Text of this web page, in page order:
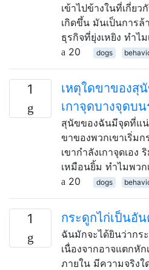
เข้าไปข้างในที่เกี่ย
เกิดขึ้น มันเป็นการ
ธุรกิจที่ยุ่งเหยิง ทำไ
20
dogs
1
เหตุใดขาของสุ
เกาจุดบางจุดบน
สุนัขของฉันมีจุดที่แน่
ขาของพวกเขาเริ่ม
เขากำลังเกาจุดเอง
เหมือนยิ้ม ทำไมพวก
20
dogs
1 กระดูกไก่เป็นอั
ฉันมักจะได้ยินว่ากร
เนื่องจากอาจแตกหั
ภายใน มีความจริง